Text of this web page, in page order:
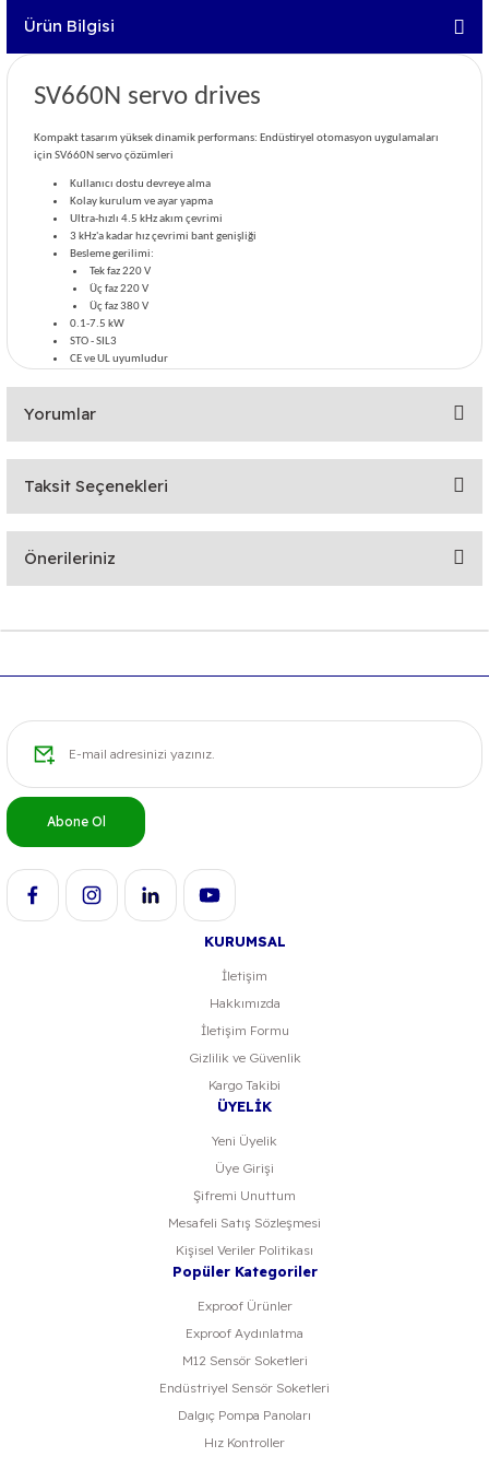
Ürün Bilgisi
SV660N servo drives
Kompakt tasarım yüksek dinamik performans: Endüstiryel otomasyon uygulamaları
için SV660N servo çözümleri
Kullanıcı dostu devreye alma
Kolay kurulum ve ayar yapma
Ultra-hızlı 4.5 kHz akım çevrimi
3 kHz'a kadar hız çevrimi bant genişliği
Besleme gerilimi:
Tek faz 220 V
Üç faz 220 V
Üç faz 380 V
0.1-7.5 kW
STO - SIL3
CE ve UL uyumludur
Yorumlar
Bu ürüne ilk yorumu siz yapın!
Taksit Seçenekleri
Önerileriniz
Ürün bilgilerinde hatalar bulunuyor.
Ürün fiyatı diğer sitelerden daha pahalı.
Gönder
Abone Ol
KURUMSAL
İletişim
Hakkımızda
İletişim Formu
Gizlilik ve Güvenlik
Kargo Takibi
ÜYELİK
Yeni Üyelik
Üye Girişi
Şifremi Unuttum
Mesafeli Satış Sözleşmesi
Kişisel Veriler Politikası
Popüler Kategoriler
Exproof Ürünler
Exproof Aydınlatma
M12 Sensör Soketleri
Endüstriyel Sensör Soketleri
Dalgıç Pompa Panoları
Hız Kontroller